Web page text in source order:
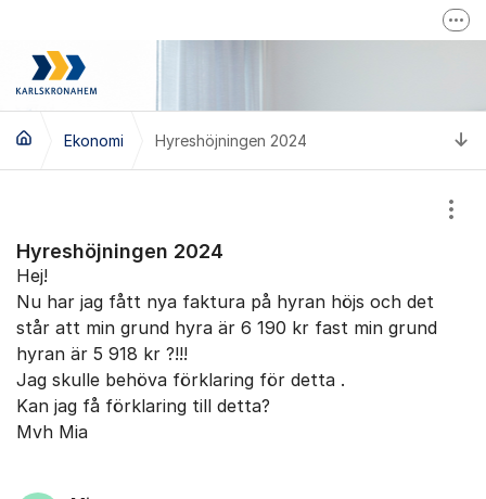
Ekonomi Hyreshöjningen 2024
Hyreshöjningen 2024
Hej!
Nu har jag fått nya faktura på hyran höjs och det
står att min grund hyra är 6 190 kr fast min grund
hyran är 5 918 kr ?!!!
Jag skulle behöva förklaring för detta .
Kan jag få förklaring till detta?
Mvh Mia